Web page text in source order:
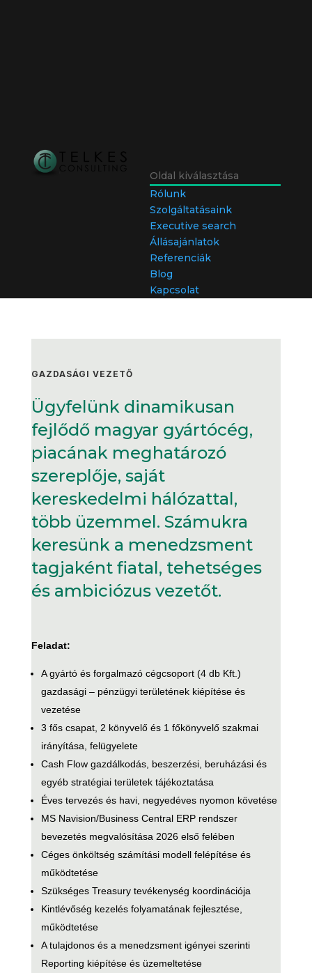
Oldal kiválasztása
Rólunk
Szolgáltatásaink
Executive search
Állásajánlatok
Referenciák
Blog
Kapcsolat
GAZDASÁGI VEZETŐ
Ügyfelünk dinamikusan
fejlődő magyar gyártócég,
piacának meghatározó
szereplője, saját
kereskedelmi hálózattal,
több üzemmel. Számukra
keresünk a menedzsment
tagjaként fiatal, tehetséges
és ambiciózus vezetőt.
Feladat:
A gyártó és forgalmazó cégcsoport (4 db Kft.)
gazdasági – pénzügyi területének kiépítése és
vezetése
3 fős csapat, 2 könyvelő és 1 főkönyvelő szakmai
irányítása, felügyelete
Cash Flow gazdálkodás, beszerzési, beruházási és
egyéb stratégiai területek tájékoztatása
Éves tervezés és havi, negyedéves nyomon követése
MS Navision/Business Central ERP rendszer
bevezetés megvalósítása 2026 első felében
Céges önköltség számítási modell felépítése és
működtetése
Szükséges Treasury tevékenység koordinációja
Kintlévőség kezelés folyamatának fejlesztése,
működtetése
A tulajdonos és a menedzsment igényei szerinti
Reporting kiépítése és üzemeltetése